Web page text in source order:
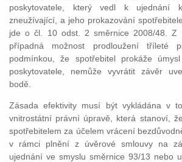
poskytovatele, který vedl k ujednání
zneužívající, a jeho prokazování
jde o čl. 10 odst. 2 směrnice 2008/48. Z
případná možnost prodloužení tříleté
podmínkou, že spotřebitel prokáže
poskytovatele, nemůže vyvrátit závěr
bodě.
Zásada efektivity musí být vykládána v
vnitrostátní právní úpravě, která stanoví,
spotřebitelem za účelem vrácení
v rámci plnění z úvěrové smlouvy na
ujednání ve smyslu směrnice 93/13 nebo